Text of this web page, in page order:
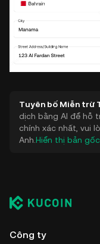
Tuyên bố Miễn trừ
dịch bằng AI để hỗ
chính xác nhất, vui
Anh. Hiển thị bản gốc
Công ty